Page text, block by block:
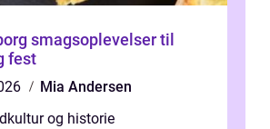
til
fest
Mia Andersen
og historie